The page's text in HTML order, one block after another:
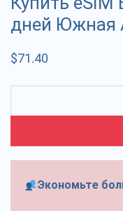
дней Южная
$71.40
Экономьте